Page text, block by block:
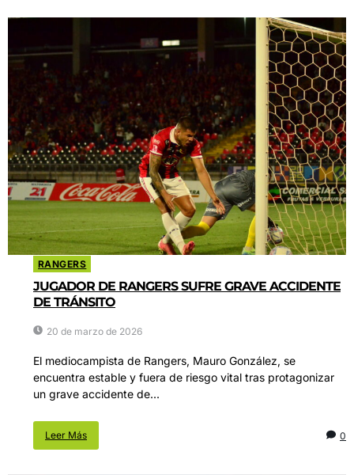
RANGERS
JUGADOR DE RANGERS SUFRE GRAVE ACCIDENTE
DE TRÁNSITO
20 de marzo de 2026
El mediocampista de Rangers, Mauro González, se
encuentra estable y fuera de riesgo vital tras protagonizar
un grave accidente de...
Leer Más 0